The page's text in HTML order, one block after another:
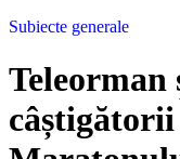
Subiecte generale
Teleorman